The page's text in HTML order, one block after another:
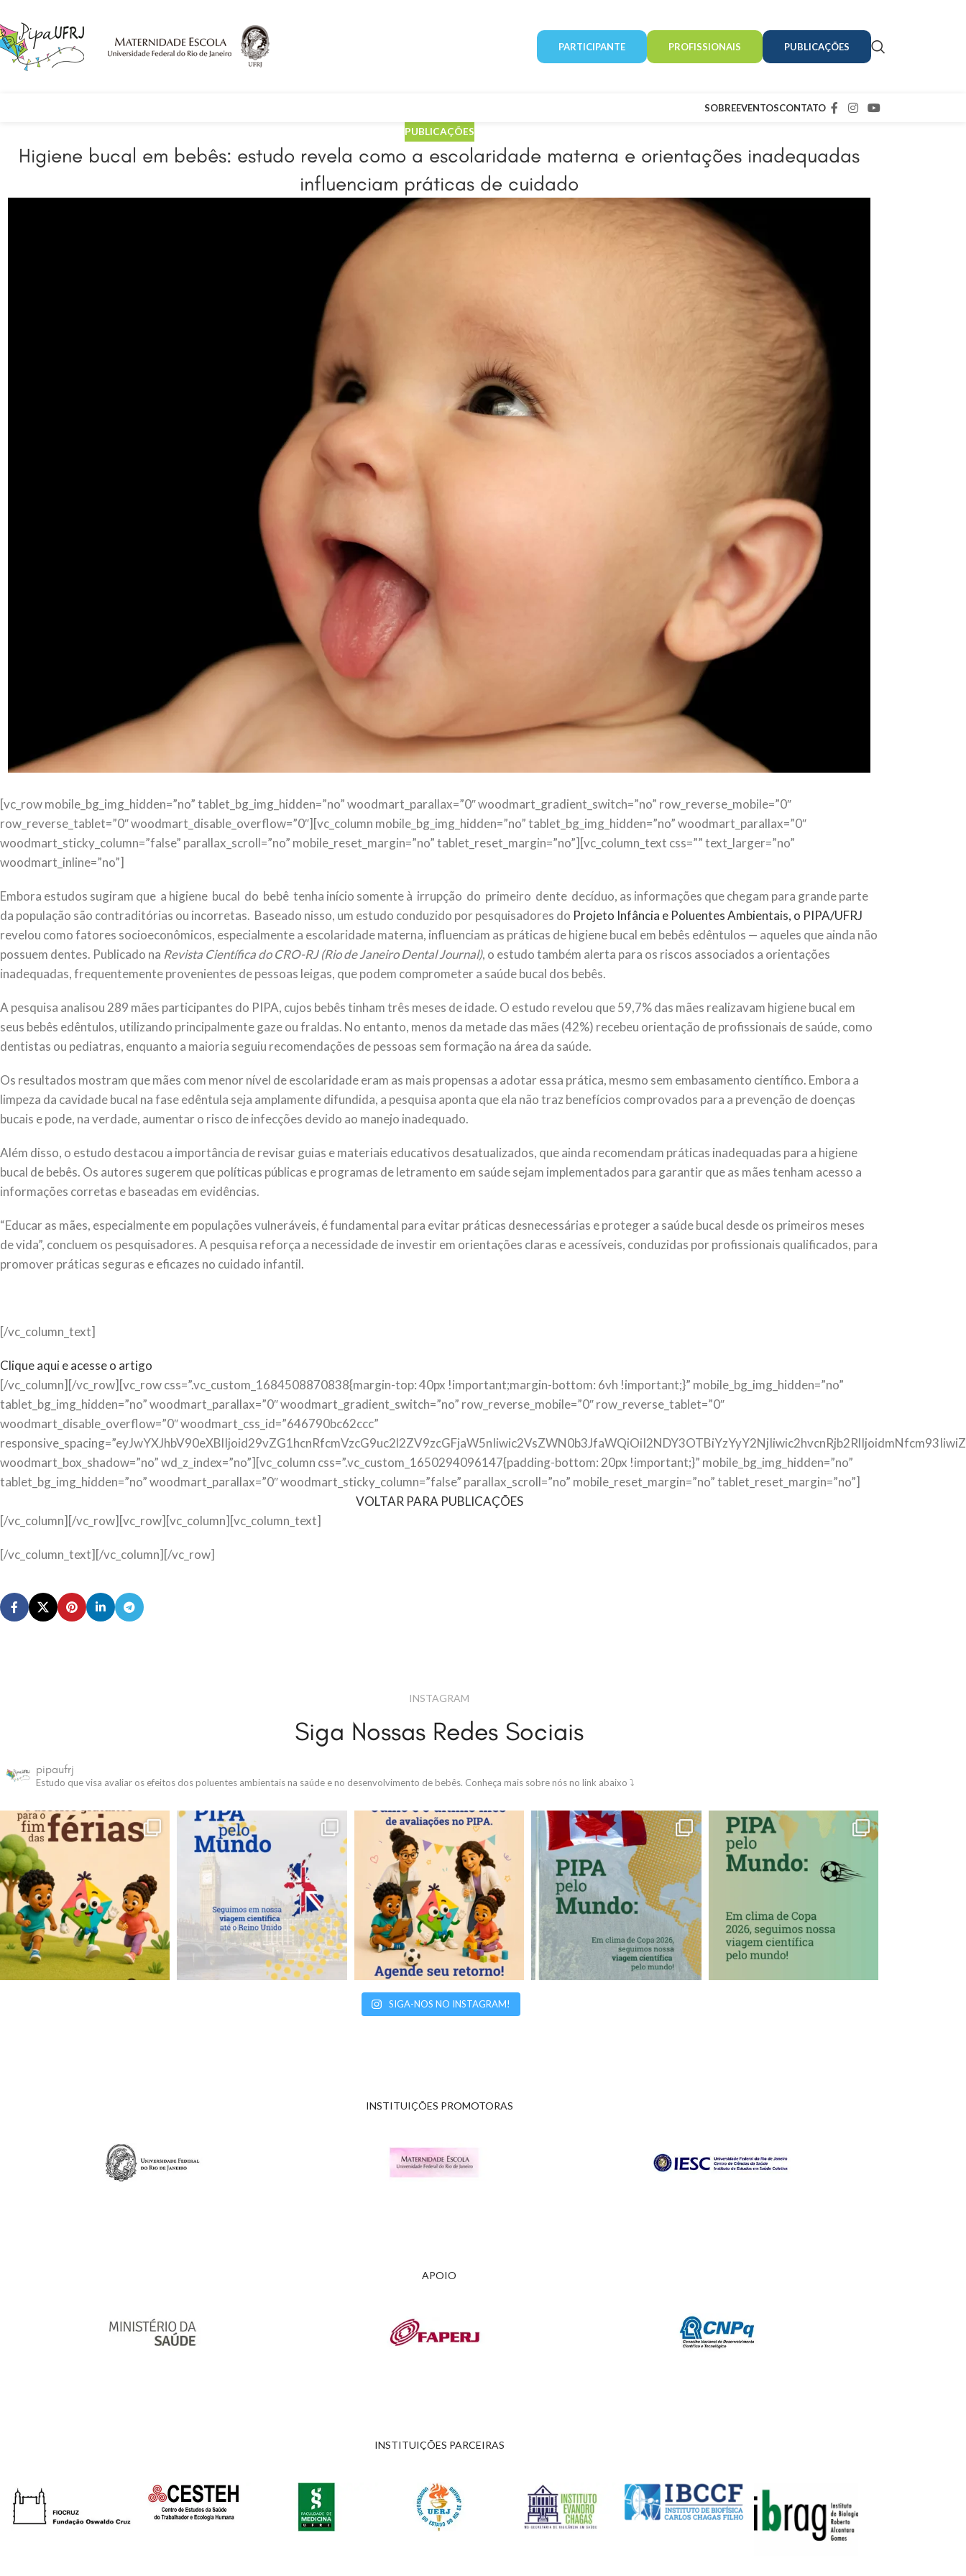
PARTICIPANTE PROFISSIONAIS PUBLICAÇÕES
SOBREEVENTOSCONTATO
PUBLICAÇÕES
Higiene bucal em bebês: estudo revela como a escolaridade materna e orientações inadequadas
influenciam práticas de cuidado
[vc_row mobile_bg_img_hidden=”no” tablet_bg_img_hidden=”no” woodmart_parallax=”0″ woodmart_gradient_switch=”no” row_reverse_mobile=”0″
row_reverse_tablet=”0″ woodmart_disable_overflow=”0″][vc_column mobile_bg_img_hidden=”no” tablet_bg_img_hidden=”no” woodmart_parallax=”0″
woodmart_sticky_column=”false” parallax_scroll=”no” mobile_reset_margin=”no” tablet_reset_margin=”no”][vc_column_text css=”” text_larger=”no”
woodmart_inline=”no”]
Embora estudos sugiram que a higiene bucal do bebê tenha início somente à irrupção do primeiro dente decíduo, as informações que chegam para grande parte
da população são contraditórias ou incorretas. Baseado nisso, um estudo conduzido por pesquisadores do Projeto Infância e Poluentes Ambientais, o PIPA/UFRJ
revelou como fatores socioeconômicos, especialmente a escolaridade materna, influenciam as práticas de higiene bucal em bebês edêntulos — aqueles que ainda não
possuem dentes. Publicado na Revista Científica do CRO-RJ (Rio de Janeiro Dental Journal), o estudo também alerta para os riscos associados a orientações
inadequadas, frequentemente provenientes de pessoas leigas, que podem comprometer a saúde bucal dos bebês.
A pesquisa analisou 289 mães participantes do PIPA, cujos bebês tinham três meses de idade. O estudo revelou que 59,7% das mães realizavam higiene bucal em
seus bebês edêntulos, utilizando principalmente gaze ou fraldas. No entanto, menos da metade das mães (42%) recebeu orientação de profissionais de saúde, como
dentistas ou pediatras, enquanto a maioria seguiu recomendações de pessoas sem formação na área da saúde.
Os resultados mostram que mães com menor nível de escolaridade eram as mais propensas a adotar essa prática, mesmo sem embasamento científico. Embora a
limpeza da cavidade bucal na fase edêntula seja amplamente difundida, a pesquisa aponta que ela não traz benefícios comprovados para a prevenção de doenças
bucais e pode, na verdade, aumentar o risco de infecções devido ao manejo inadequado.
Além disso, o estudo destacou a importância de revisar guias e materiais educativos desatualizados, que ainda recomendam práticas inadequadas para a higiene
bucal de bebês. Os autores sugerem que políticas públicas e programas de letramento em saúde sejam implementados para garantir que as mães tenham acesso a
informações corretas e baseadas em evidências.
“Educar as mães, especialmente em populações vulneráveis, é fundamental para evitar práticas desnecessárias e proteger a saúde bucal desde os primeiros meses
de vida”, concluem os pesquisadores. A pesquisa reforça a necessidade de investir em orientações claras e acessíveis, conduzidas por profissionais qualificados, para
promover práticas seguras e eficazes no cuidado infantil.
[/vc_column_text]
Clique aqui e acesse o artigo
[/vc_column][/vc_row][vc_row css=”.vc_custom_1684508870838{margin-top: 40px !important;margin-bottom: 6vh !important;}” mobile_bg_img_hidden=”no”
tablet_bg_img_hidden=”no” woodmart_parallax=”0″ woodmart_gradient_switch=”no” row_reverse_mobile=”0″ row_reverse_tablet=”0″
woodmart_disable_overflow=”0″ woodmart_css_id=”646790bc62ccc”
woodmart_box_shadow=”no” wd_z_index=”no”][vc_column css=”.vc_custom_1650294096147{padding-bottom: 20px !important;}” mobile_bg_img_hidden=”no”
tablet_bg_img_hidden=”no” woodmart_parallax=”0″ woodmart_sticky_column=”false” parallax_scroll=”no” mobile_reset_margin=”no” tablet_reset_margin=”no”]
VOLTAR PARA PUBLICAÇÕES
[/vc_column][/vc_row][vc_row][vc_column][vc_column_text]
[/vc_column_text][/vc_column][/vc_row]
INSTAGRAM
Siga Nossas Redes Sociais
pipaufrj
Estudo que visa avaliar os efeitos dos poluentes ambientais na saúde e no desenvolvimento de bebês. Conheça mais sobre nós no link abaixo ⤵️
SIGA-NOS NO INSTAGRAM!
INSTITUIÇÕES PROMOTORAS
APOIO
INSTITUIÇÕES PARCEIRAS